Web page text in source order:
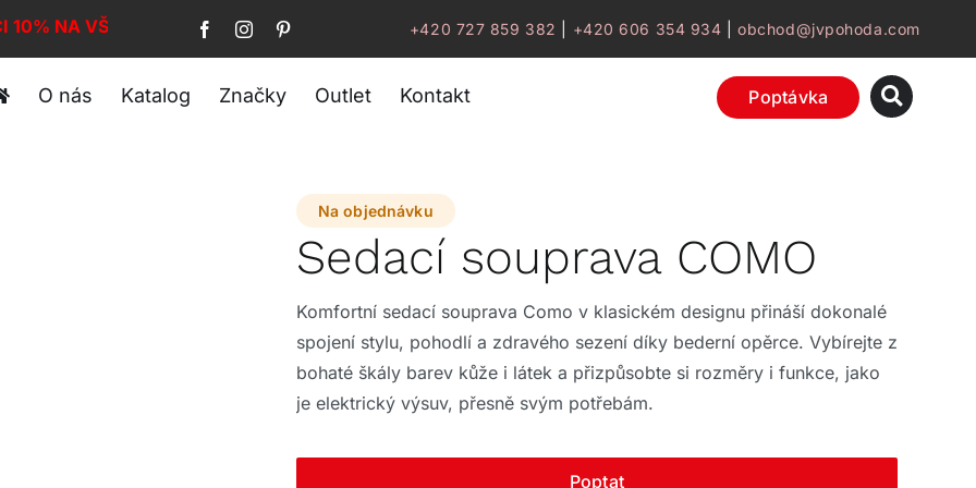
10% NA VŠE! +420 727 859 382 +420 606 354 934 |obchod@jvpohoda.com
O nás Katalog Značky Outlet Kontakt Poptávka
Na objednávku
Sedací souprava COMO
Komfortní sedací souprava Como v klasickém designu přináší dokonalé
spojení stylu, pohodlí a zdravého sezení díky bederní opěrce. Vybírejte z
bohaté škály barev kůže i látek a přizpůsobte si rozměry i funkce, jako
je elektrický výsuv, přesně svým potřebám.
Poptat